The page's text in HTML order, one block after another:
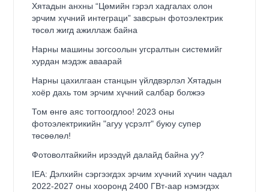
Хятадын анхны “Цөмийн гэрэл хадгалах олон
эрчим хүчний интеграци” завсрын фотоэлектрик
төсөл жигд ажиллаж байна
Нарны машины зогсоолын угсралтын системийг
хурдан мэдэж аваарай
Нарны цахилгаан станцын үйлдвэрлэл Хятадын
хоёр дахь том эрчим хүчний салбар болжээ
Том өнгө аяс тогтоогдлоо! 2023 оны
фотоэлектрикийн "агуу үсрэлт" буюу супер
төсөөлөл!
Фотоволтайкийн ирээдүй далайд байна уу?
IEA: Дэлхийн сэргээгдэх эрчим хүчний хүчин чадал
2022-2027 оны хооронд 2400 ГВт-аар нэмэгдэх